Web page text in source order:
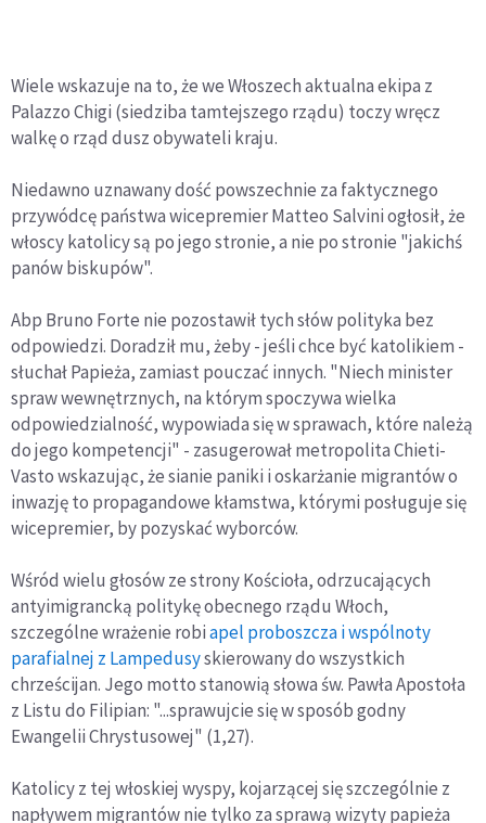
Wiele wskazuje na to, że we Włoszech aktualna ekipa z
Palazzo Chigi (siedziba tamtejszego rządu) toczy wręcz
walkę o rząd dusz obywateli kraju.
Niedawno uznawany dość powszechnie za faktycznego
przywódcę państwa wicepremier Matteo Salvini ogłosił, że
włoscy katolicy są po jego stronie, a nie po stronie "jakichś
panów biskupów".
Abp Bruno Forte nie pozostawił tych słów polityka bez
odpowiedzi. Doradził mu, żeby - jeśli chce być katolikiem -
słuchał Papieża, zamiast pouczać innych. "Niech minister
spraw wewnętrznych, na którym spoczywa wielka
odpowiedzialność, wypowiada się w sprawach, które należą
do jego kompetencji" - zasugerował metropolita Chieti-
Vasto wskazując, że sianie paniki i oskarżanie migrantów o
inwazję to propagandowe kłamstwa, którymi posługuje się
wicepremier, by pozyskać wyborców.
Wśród wielu głosów ze strony Kościoła, odrzucających
antyimigrancką politykę obecnego rządu Włoch,
szczególne wrażenie robiapel proboszcza i wspólnoty
parafialnej z Lampedusyskierowany do wszystkich
chrześcijan. Jego motto stanowią słowa św. Pawła Apostoła
z Listu do Filipian: "...sprawujcie się w sposób godny
Ewangelii Chrystusowej" (1,27).
Katolicy z tej włoskiej wyspy, kojarzącej się szczególnie z
napływem migrantów nie tylko za sprawą wizyty papieża